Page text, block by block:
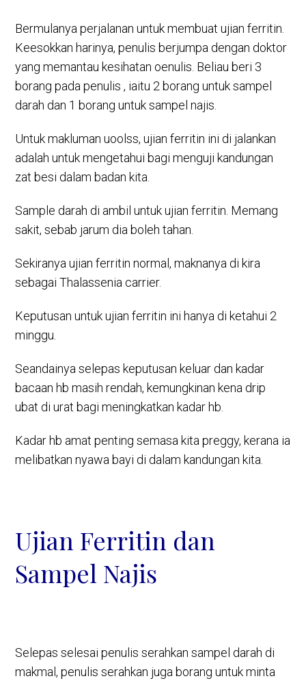
Bermulanya perjalanan untuk membuat ujian ferritin.
Keesokkan harinya, penulis berjumpa dengan doktor
yang memantau kesihatan oenulis. Beliau beri 3
borang pada penulis , iaitu 2 borang untuk sampel
darah dan 1 borang untuk sampel najis.
Untuk makluman uoolss, ujian ferritin ini di jalankan
adalah untuk mengetahui bagi menguji kandungan
zat besi dalam badan kita.
Sample darah di ambil untuk ujian ferritin. Memang
sakit, sebab jarum dia boleh tahan.
Sekiranya ujian ferritin normal, maknanya di kira
sebagai Thalassenia carrier.
Keputusan untuk ujian ferritin ini hanya di ketahui 2
minggu.
Seandainya selepas keputusan keluar dan kadar
bacaan hb masih rendah, kemungkinan kena drip
ubat di urat bagi meningkatkan kadar hb.
Kadar hb amat penting semasa kita preggy, kerana ia
melibatkan nyawa bayi di dalam kandungan kita.
Ujian Ferritin dan
Sampel Najis
Selepas selesai penulis serahkan sampel darah di
makmal, penulis serahkan juga borang untuk minta